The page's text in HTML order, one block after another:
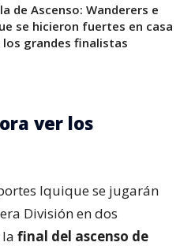
de Ascenso: Wanderers e
se hicieron fuertes en casa
los grandes finalistas
ver los
Iquique se jugarán
División en dos
final del ascenso de